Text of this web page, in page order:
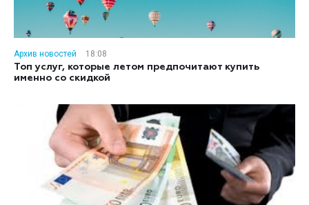
Архив новостей
18:08
Топ услуг, которые летом предпочитают купить
именно со скидкой